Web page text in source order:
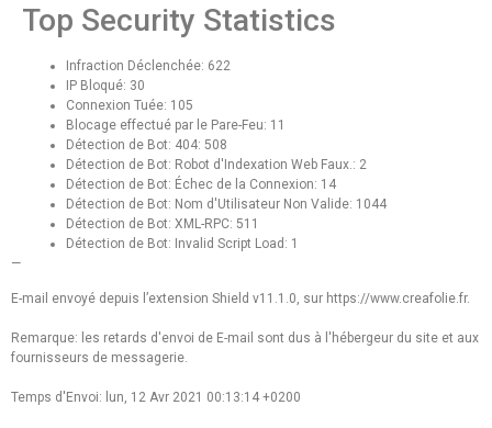
Top Security Statistics
Infraction Déclenchée: 622
IP Bloqué: 30
Connexion Tuée: 105
Blocage effectué par le Pare-Feu: 11
Détection de Bot: 404: 508
Détection de Bot: Robot d'Indexation Web Faux.: 2
Détection de Bot: Échec de la Connexion: 14
Détection de Bot: Nom d'Utilisateur Non Valide: 1044
Détection de Bot: XML-RPC: 511
Détection de Bot: Invalid Script Load: 1
—
E-mail envoyé depuis l’extension Shield v11.1.0, sur https://www.creafolie.fr.
Remarque: les retards d'envoi de E-mail sont dus à l'hébergeur du site et aux
fournisseurs de messagerie.
Temps d'Envoi: lun, 12 Avr 2021 00:13:14 +0200